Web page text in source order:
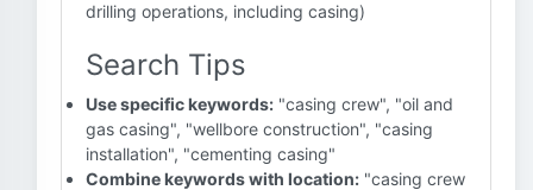
drilling operations, including casing)
Search Tips
Use specific keywords: "casing crew", "oil and
gas casing", "wellbore construction", "casing
installation", "cementing casing"
Combine keywords with location: "casing crew